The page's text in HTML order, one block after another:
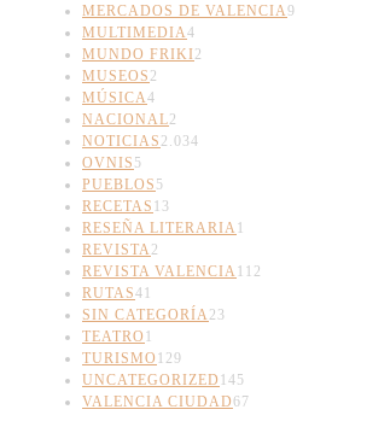
MERCADOS DE VALENCIA9
MULTIMEDIA4
MUNDO FRIKI2
MUSEOS 2
MÚSICA4
NACIONAL2
NOTICIAS 2.034
OVNIS 5
PUEBLOS 5
RECETAS 13
RESEÑA LITERARIA1
REVISTA2
REVISTA VALENCIA112
RUTAS41
SIN CATEGORÍA23
TEATRO 1
TURISMO 129
UNCATEGORIZED 145
VALENCIA CIUDAD67